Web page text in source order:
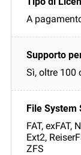
A
Sì, oltre 100
FAT, exFAT,
Ext2,
ZFS